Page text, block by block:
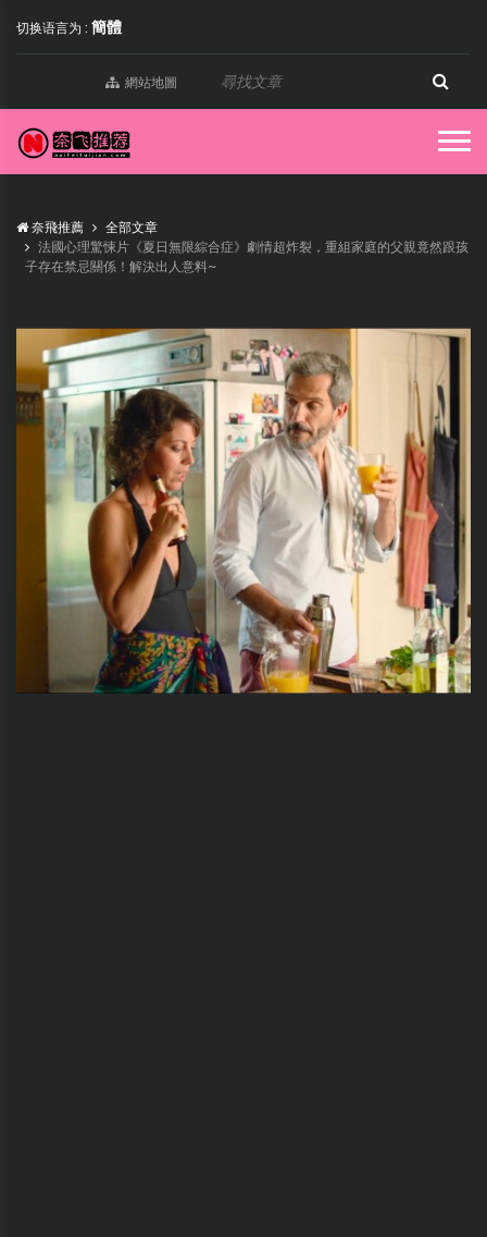
切换语言为 : 簡體
網站地圖
奈飛推薦
全部文章
法國心理驚悚片《夏日無限綜合症》劇情超炸裂，重組家庭的父親竟然跟孩
子存在禁忌關係！解決出人意料~